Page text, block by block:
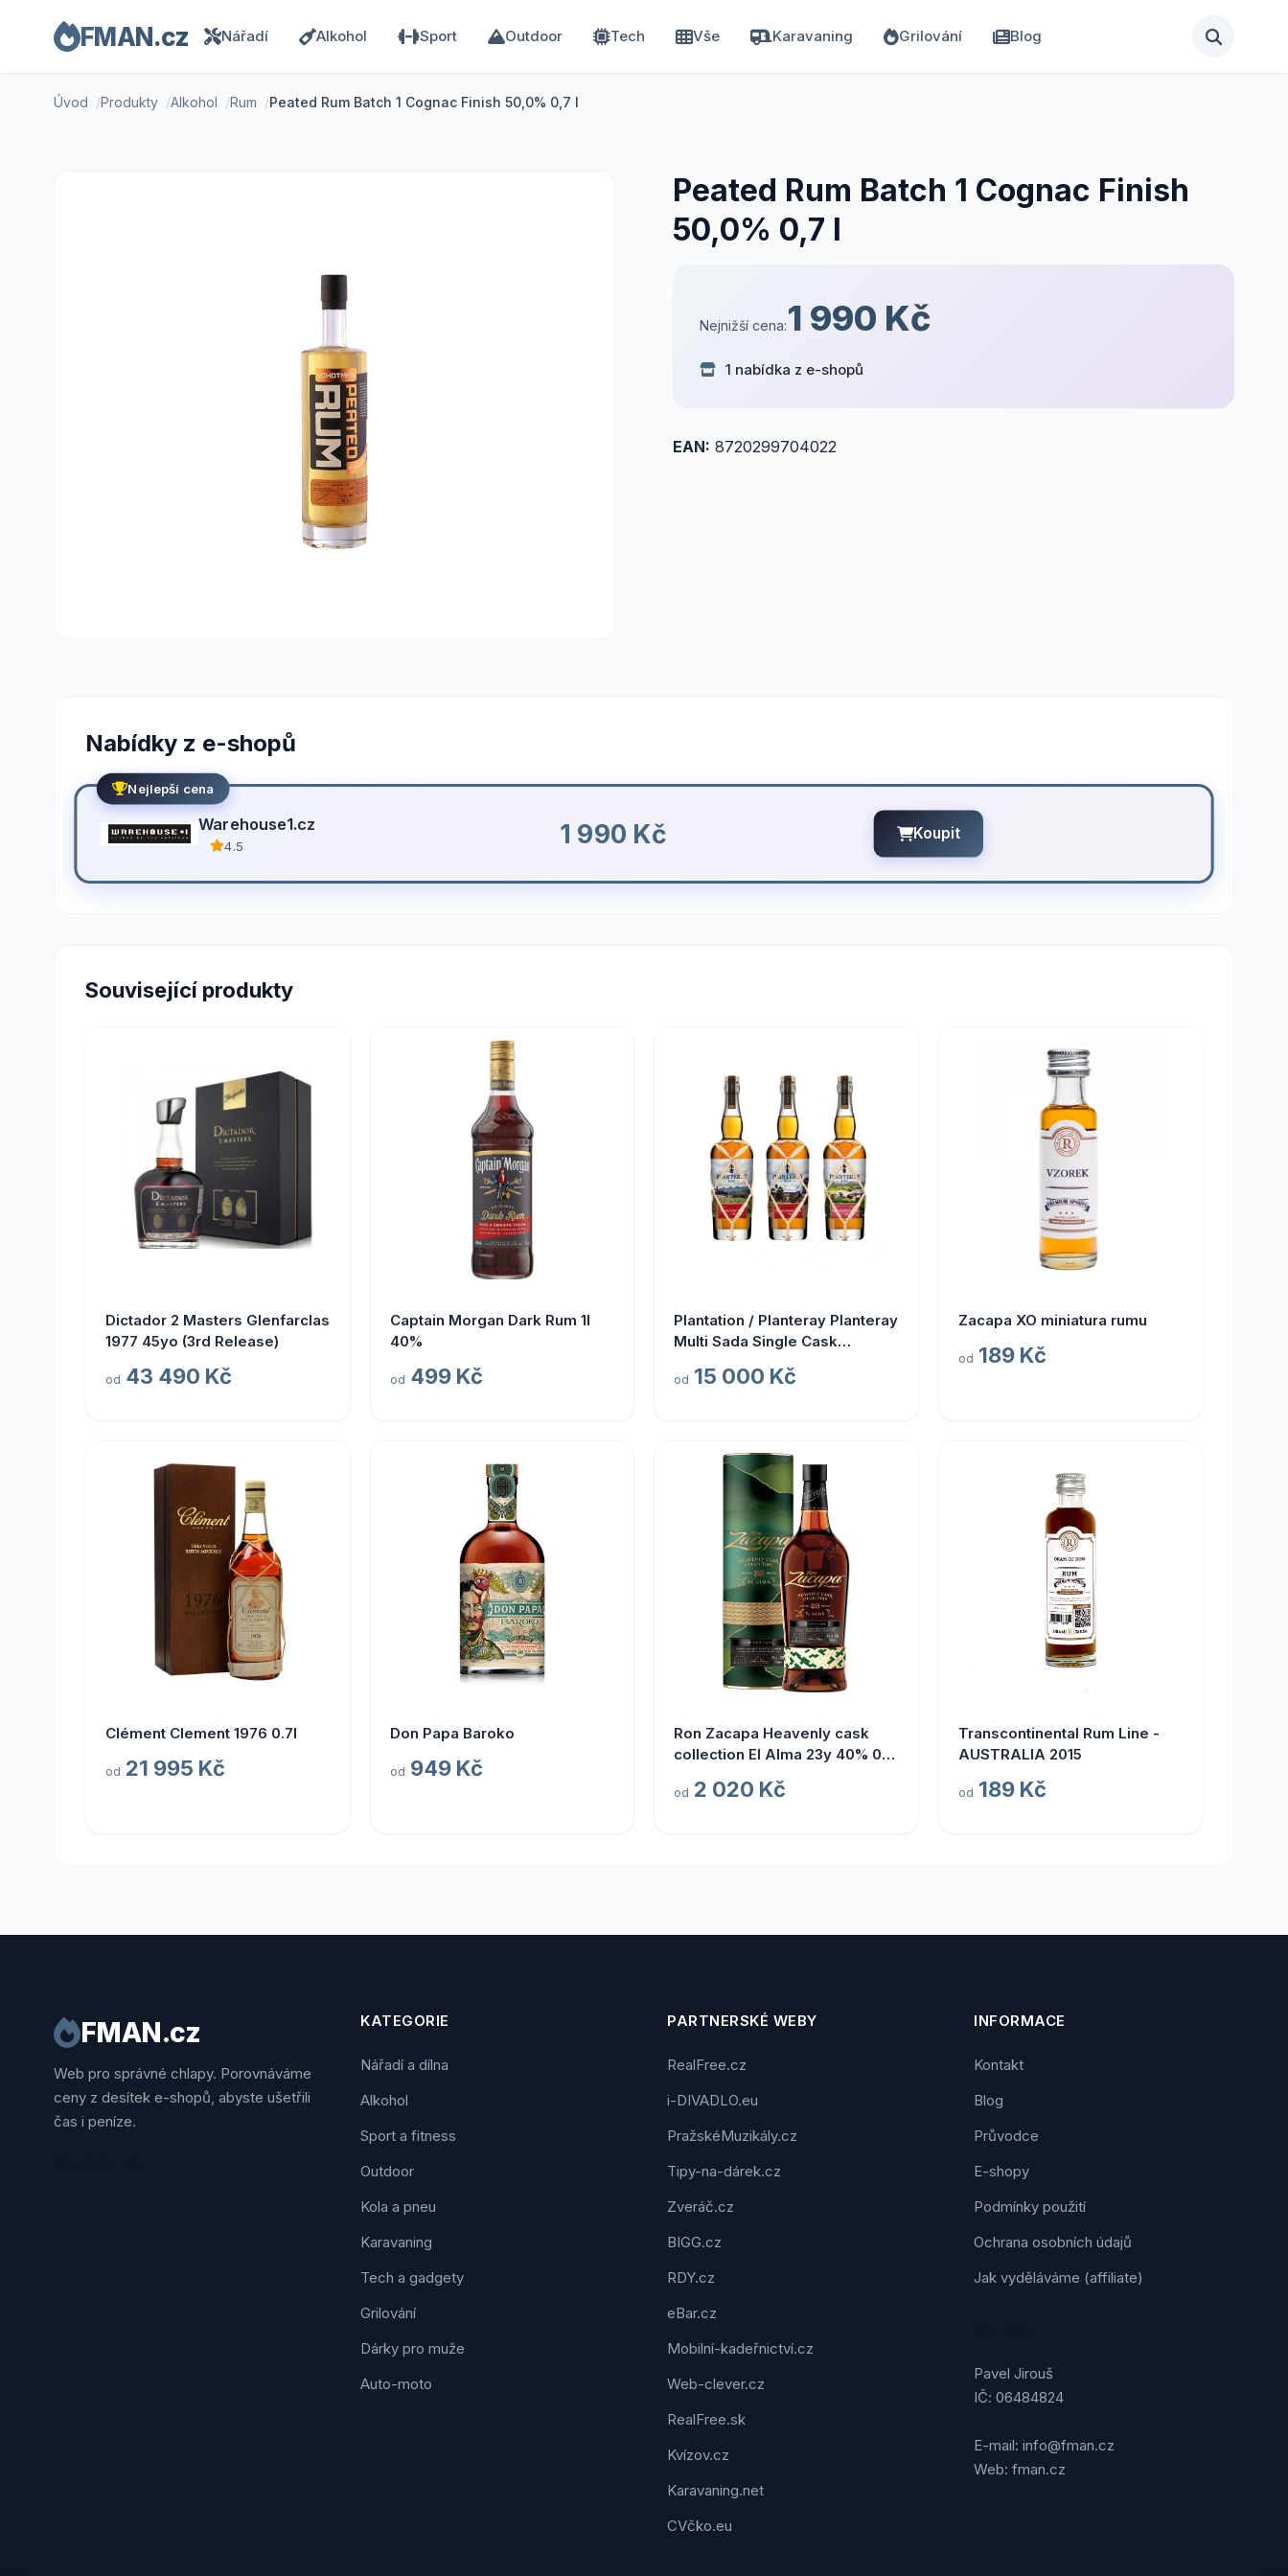
FMAN.cz Nářadí Alkohol Sport Outdoor Tech Vše Karavaning Grilování Blog
Úvod Produkty Alkohol Rum Peated Rum Batch 1 Cognac Finish 50,0% 0,7 l
Peated Rum Batch 1 Cognac Finish
50,0% 0,7 l
Nejnižší cena:1 990 Kč
1 nabídka z e-shopů
EAN: 8720299704022
Nabídky z e-shopů
Nejlepší cena
Warehouse1.cz
4.5 1 990 Kč Koupit
Související produkty
Dictador 2 Masters Glenfarclas
1977 45yo (3rd Release)
od 43 490 Kč
Captain Morgan Dark Rum 1l
40%
od 499 Kč
Plantation / Planteray Planteray
Multi Sada Single Cask
od 15 000 Kč
Zacapa XO miniatura rumu
od 189 Kč
Clément Clement 1976 0.7l
od 21 995 Kč
Don Papa Baroko
od 949 Kč
Ron Zacapa Heavenly cask
collection El Alma 23y 40% 0,7
od 2 020 Kč
Transcontinental Rum Line -
AUSTRALIA 2015
od 189 Kč
FMAN.cz
Web pro správné chlapy. Porovnáváme
ceny z desítek e-shopů, abyste ušetřili
čas i peníze.
KATEGORIE
Nářadí a dílna
Alkohol
Sport a fitness
Outdoor
Kola a pneu
Karavaning
Tech a gadgety
Grilování
Dárky pro muže
Auto-moto
PARTNERSKÉ WEBY
RealFree.cz
i-DIVADLO.eu
PražskéMuzikály.cz
Tipy-na-dárek.cz
Zveráč.cz
BIGG.cz
RDY.cz
eBar.cz
Mobilní-kadeřnictví.cz
Web-clever.cz
RealFree.sk
Kvízov.cz
Karavaning.net
CVčko.eu
INFORMACE
Kontakt
Blog
Průvodce
E-shopy
Podmínky použití
Ochrana osobních údajů
Jak vyděláváme (affiliate)
Pavel Jirouš
IČ: 06484824
E-mail: info@fman.cz
Web: fman.cz